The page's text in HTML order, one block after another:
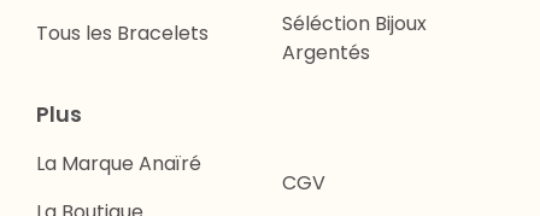
Tous les Bracelets
Séléction Bijoux
Argentés
Plus
La Marque Anaïré
CGV